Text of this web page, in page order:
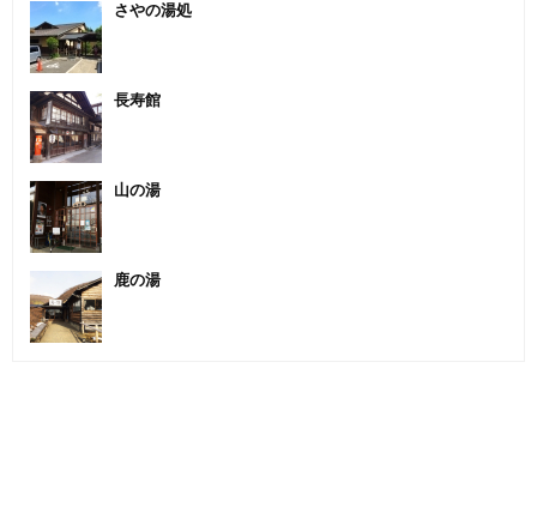
さやの湯処
長寿館
山の湯
鹿の湯